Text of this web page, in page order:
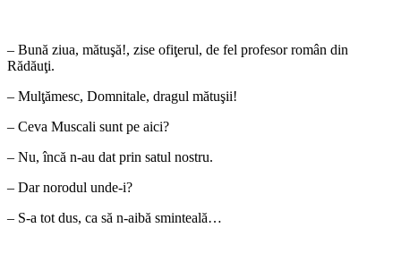
– Bună ziua, mătuşă!, zise ofiţerul, de fel profesor român din
Rădăuţi.
– Mulţămesc, Domnitale, dragul mătuşii!
– Ceva Muscali sunt pe aici?
– Nu, încă n-au dat prin satul nostru.
– Dar norodul unde-i?
– S-a tot dus, ca să n-aibă sminteală…